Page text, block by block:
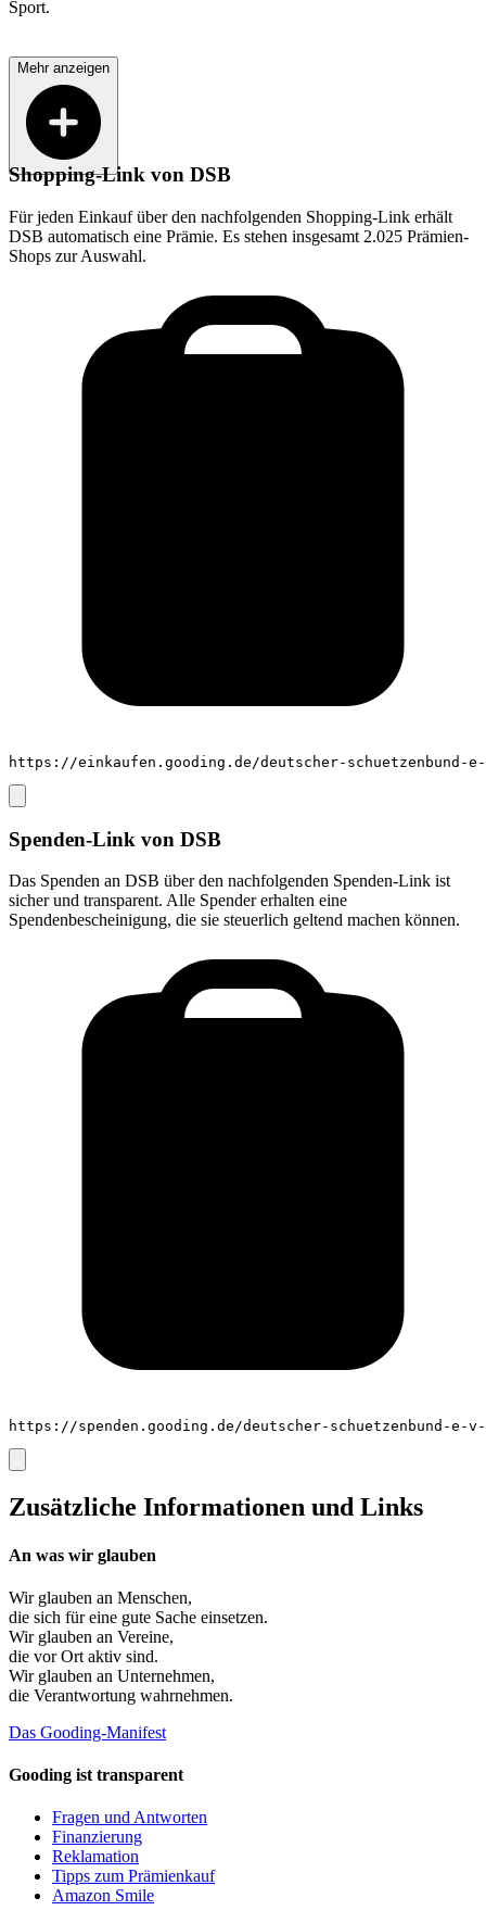
Sport.
Mehr anzeigen
Shopping-Link von DSB
Für jeden Einkauf über den nachfolgenden Shopping-Link erhält
DSB automatisch eine Prämie. Es stehen insgesamt 2.025 Prämien-
Shops zur Auswahl.
https://einkaufen.gooding.de/deutscher-schuetzenbund-e-
Spenden-Link von DSB
Das Spenden an DSB über den nachfolgenden Spenden-Link ist
sicher und transparent. Alle Spender erhalten eine
Spendenbescheinigung, die sie steuerlich geltend machen können.
https://spenden.gooding.de/deutscher-schuetzenbund-e-v-
Zusätzliche Informationen und Links
An was wir glauben
Wir glauben an Menschen,
die sich für eine gute Sache einsetzen.
Wir glauben an Vereine,
die vor Ort aktiv sind.
Wir glauben an Unternehmen,
die Verantwortung wahrnehmen.
Das Gooding-Manifest
Gooding ist transparent
Fragen und Antworten
Finanzierung
Reklamation
Tipps zum Prämienkauf
Amazon Smile